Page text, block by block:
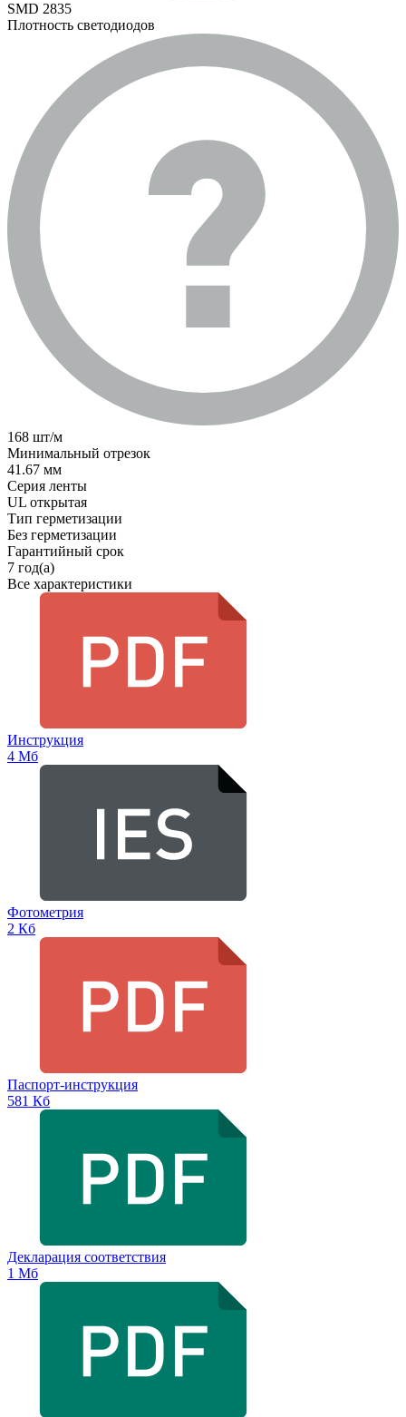
SMD 2835
Плотность светодиодов
168 шт/м
Минимальный отрезок
41.67 мм
Серия ленты
UL открытая
Тип герметизации
Без герметизации
Гарантийный срок
7 год(а)
Все характеристики
Инструкция
4 Мб
Фотометрия
2 Кб
Паспорт-инструкция
581 Кб
Декларация соответствия
1 Мб